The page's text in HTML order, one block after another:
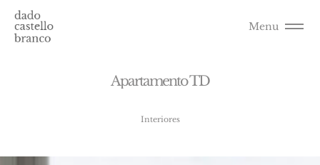
Menu
ApartamentoTD
Interiores